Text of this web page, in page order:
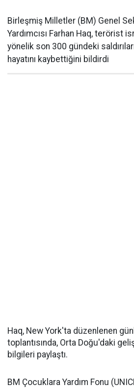
Birleşmiş Milletler (BM) Genel
Yardımcısı Farhan Haq, terörist
yönelik son 300 gündeki
hayatını kaybettiğini bildirdi
Haq, New York'ta düzenlenen
toplantısında, Orta Doğu'daki
bilgileri paylaştı.
BM Çocuklara Yardım Fonu